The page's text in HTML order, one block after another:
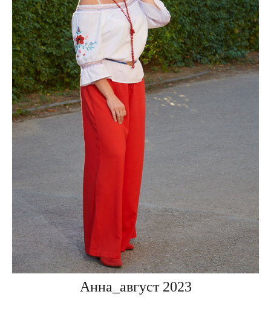
Анна_август 2023